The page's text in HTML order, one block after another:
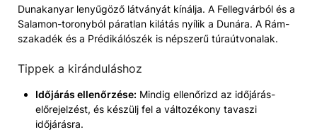
Dunakanyar lenyűgöző látványát kínálja. A Fellegvárból és a
Salamon-toronyból páratlan kilátás nyílik a Dunára. A Rám-
szakadék és a Prédikálószék is népszerű túraútvonalak.
Tippek a kiránduláshoz
Időjárás ellenőrzése: Mindig ellenőrizd az időjárás-
előrejelzést, és készülj fel a változékony tavaszi
időjárásra.